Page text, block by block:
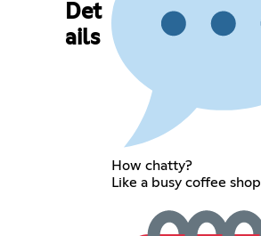
Det
ails
How chatty?
Like a busy coffee shop